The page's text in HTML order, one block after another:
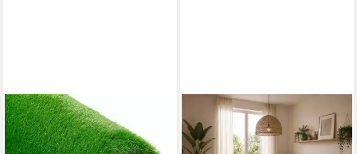
TAPISO
Kunstrasen Natural Deluxe,
rechteckig, Höhe: 40 mm, UV-
PERGAMON
Hochflor-Teppich Hochflor
Langflor Teppich Super Soft